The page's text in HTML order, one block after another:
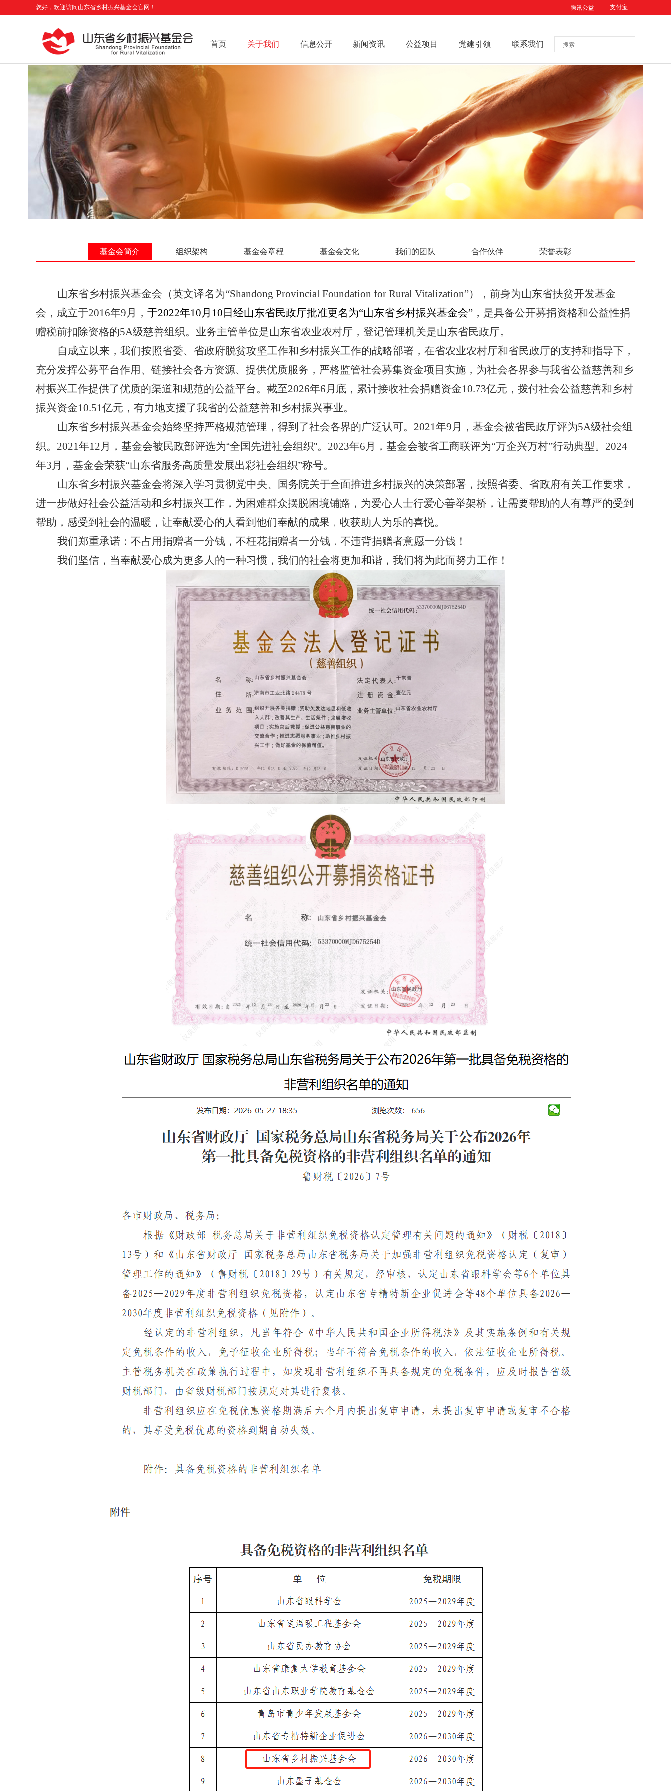
您好，欢迎访问山东省乡村振兴基金会官网！ 腾讯公益 支付宝
首页 关于我们 信息公开 新闻资讯 公益项目 党建引领 联系我们
基金会简介 组织架构 基金会章程 基金会文化 我们的团队 合作伙伴 荣誉表彰
山东省乡村振兴基金会（英文译名为“Shandong Provincial Foundation for Rural Vitalization”），前身为山东省扶贫开发基金
会，成立于2016年9月， 于2022年10月10日经山东省民政厅批准更名为“山东省乡村振兴基金会”， 是具备公开募捐资格和公益性捐
赠税前扣除资格的5A级慈善组织。业务主管单位是山东省农业农村厅，登记管理机关是山东省民政厅。
自成立以来，我们按照省委、省政府脱贫攻坚工作和乡村振兴工作的战略部署，在省农业农村厅和省民政厅的支持和指导下，
充分发挥公募平台作用、链接社会各方资源、提供优质服务，严格监管社会募集资金项目实施，为社会各界参与我省公益慈善和乡
村振兴工作提供了优质的渠道和规范的公益平台。截至2026年6月底，累计接收社会捐赠资金10.73亿元，拨付社会公益慈善和乡村
振兴资金10.51亿元，有力地支援了我省的公益慈善和乡村振兴事业。
山东省乡村振兴基金会始终坚持严格规范管理，得到了社会各界的广泛认可。2021年9月，基金会被省民政厅评为5A级社会组
织。2021年12月，基金会被民政部评选为“全国先进社会组织”。 2023年6月，基金会被省工商联评为“万企兴万村”行动典型。2024
年3月，基金会荣获“山东省服务高质量发展出彩社会组织”称号。
山东省乡村振兴基金会将深入学习贯彻党中央、国务院关于全面推进乡村振兴的决策部署，按照省委、省政府有关工作要求，
进一步做好社会公益活动和乡村振兴工作，为困难群众摆脱困境铺路，为爱心人士行爱心善举架桥，让需要帮助的人有尊严的受到
帮助，感受到社会的温暖，让奉献爱心的人看到他们奉献的成果，收获助人为乐的喜悦。
我们郑重承诺：不占用捐赠者一分钱，不枉花捐赠者一分钱，不违背捐赠者意愿一分钱！
我们坚信，当奉献爱心成为更多人的一种习惯，我们的社会将更加和谐，我们将为此而努力工作！